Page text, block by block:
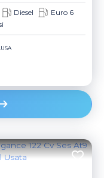
Diesel
Euro 6